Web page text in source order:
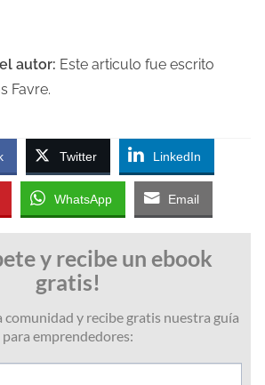
autor: Este articulo fue escrito
Favre.
Twitter LinkedIn
WhatsApp Email